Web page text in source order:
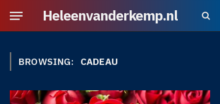
Heleenvanderkemp.nl
BROWSING: CADEAU